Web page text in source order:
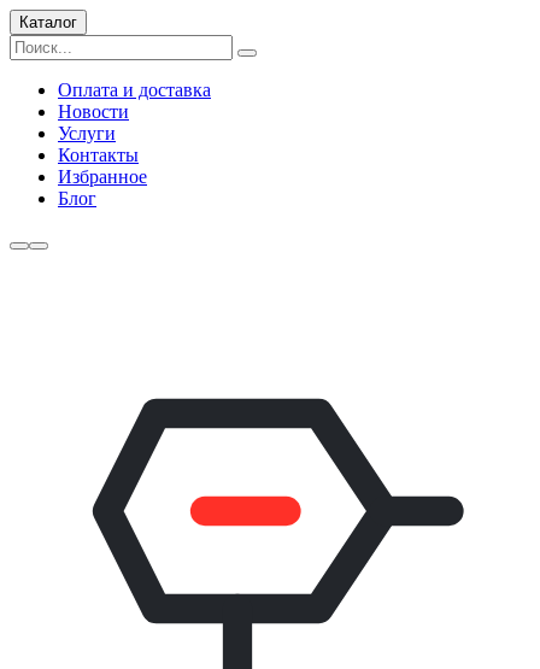
Каталог
Оплата и доставка
Новости
Услуги
Контакты
Избранное
Блог